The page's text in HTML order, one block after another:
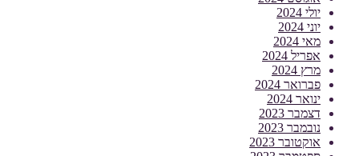
יולי 2024
יוני 2024
מאי 2024
אפריל 2024
מרץ 2024
פברואר 2024
ינואר 2024
דצמבר 2023
נובמבר 2023
אוקטובר 2023